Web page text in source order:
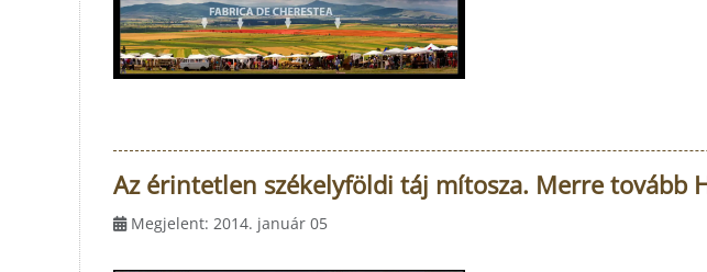
Az érintetlen székelyföldi táj mítosza. Merre tovább
Megjelent: 2014. január 05